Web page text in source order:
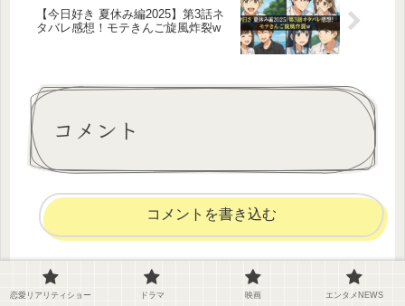
【今日好き 夏休み編2025】第3話ネ
タバレ感想！モテきんご旋風炸裂w
コメント
コメントを書き込む
ホーム 恋愛リアリティショー
恋愛リアリティショー ドラマ 映画 エンタメNEWS